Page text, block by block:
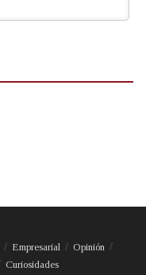
Empresarial
Opinión
Curiosidades